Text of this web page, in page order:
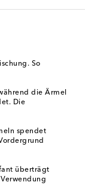
So
die Ärmel
Die
spendet
überträgt